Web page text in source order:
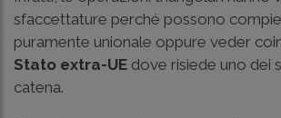
sfaccettature perché possono
puramente unionale oppure veder
Stato extra-UE dove risiede uno dei
catena.